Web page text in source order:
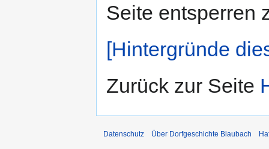
Seite entsperren
[Hintergründe
Zurück zur Seite
Datenschutz Über Dorfgeschichte Blaubach